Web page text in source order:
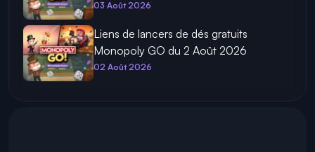
03 Août 2026
Liens de lancers de dés gratuits
Monopoly GO du 2 Août 2026
02 Août 2026